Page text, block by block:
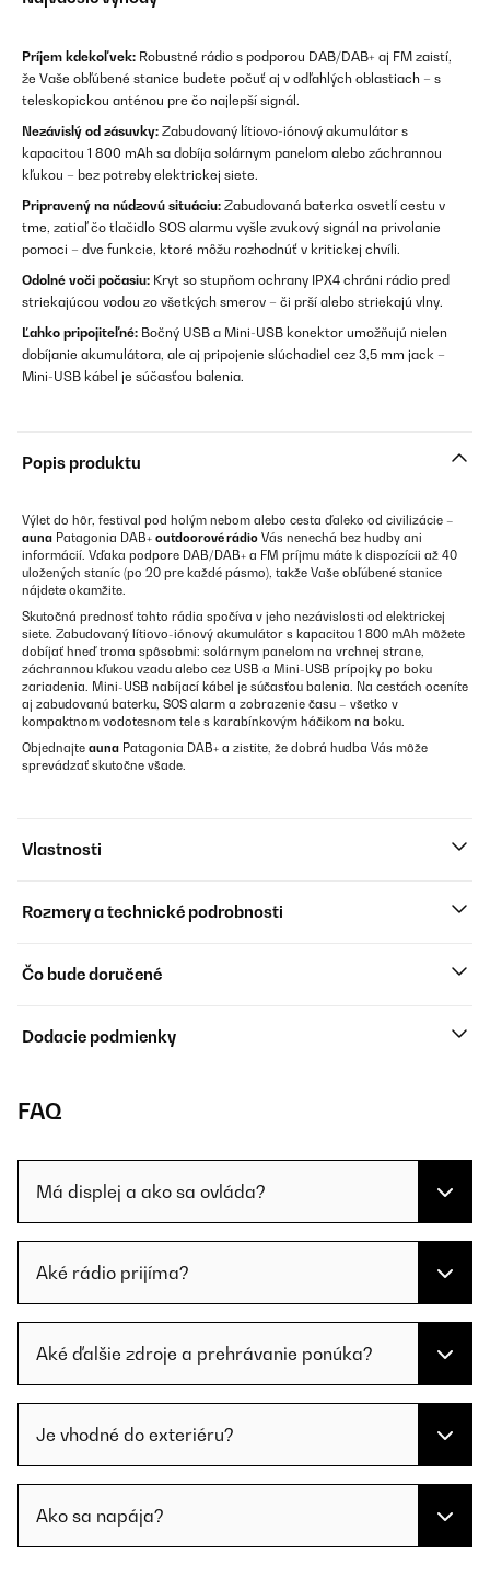
Príjem kdekoľvek: Robustné rádio s podporou DAB/DAB+ aj FM zaistí,
že Vaše obľúbené stanice budete počuť aj v odľahlých oblastiach – s
teleskopickou anténou pre čo najlepší signál.
Nezávislý od zásuvky: Zabudovaný lítiovo-iónový akumulátor s
kapacitou 1 800 mAh sa dobíja solárnym panelom alebo záchrannou
kľukou – bez potreby elektrickej siete.
Pripravený na núdzovú situáciu: Zabudovaná baterka osvetlí cestu v
tme, zatiaľ čo tlačidlo SOS alarmu vyšle zvukový signál na privolanie
pomoci – dve funkcie, ktoré môžu rozhodnúť v kritickej chvíli.
Odolné voči počasiu: Kryt so stupňom ochrany IPX4 chráni rádio pred
striekajúcou vodou zo všetkých smerov – či prší alebo striekajú vlny.
Ľahko pripojiteľné: Bočný USB a Mini-USB konektor umožňujú nielen
dobíjanie akumulátora, ale aj pripojenie slúchadiel cez 3,5 mm jack –
Mini-USB kábel je súčasťou balenia.
Popis produktu
Výlet do hôr, festival pod holým nebom alebo cesta ďaleko od civilizácie –
auna Patagonia DAB+ outdoorové rádio Vás nenechá bez hudby ani
informácií. Vďaka podpore DAB/DAB+ a FM príjmu máte k dispozícii až 40
uložených staníc (po 20 pre každé pásmo), takže Vaše obľúbené stanice
nájdete okamžite.
Skutočná prednosť tohto rádia spočíva v jeho nezávislosti od elektrickej
siete. Zabudovaný lítiovo-iónový akumulátor s kapacitou 1 800 mAh môžete
dobíjať hneď troma spôsobmi: solárnym panelom na vrchnej strane,
záchrannou kľukou vzadu alebo cez USB a Mini-USB prípojky po boku
zariadenia. Mini-USB nabíjací kábel je súčasťou balenia. Na cestách oceníte
aj zabudovanú baterku, SOS alarm a zobrazenie času – všetko v
kompaktnom vodotesnom tele s karabínkovým háčikom na boku.
Objednajte auna Patagonia DAB+ a zistite, že dobrá hudba Vás môže
sprevádzať skutočne všade.
Vlastnosti
Rozmery a technické podrobnosti
Čo bude doručené
Dodacie podmienky
FAQ
Má displej a ako sa ovláda?
Aké rádio prijíma?
Aké ďalšie zdroje a prehrávanie ponúka?
Je vhodné do exteriéru?
Ako sa napája?